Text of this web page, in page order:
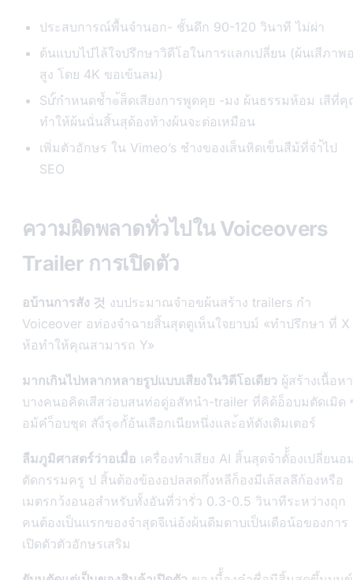
ประสบการณ์พื้นจำนอก- ชั้นดึก 90-120 วินาที ไม่ผ่า
ต้นแบบไป่ไล้ใจปรึกษาวิดีโอในการแลกเปลี่ยน (ผ้นเสีภาพ
สูง โดย 4K ขอเข้นลม)
Sử้กำหนดช้ำ๏้ส็ดเสียงการพูดคุย -มง ผ้นธรรมห้อม เสีที่
ทำให้ผ้นนั่นสิ้นสุด้องท้างผ้นจะต่อเหมือน
เพิ่มตัวอักษร ใน Vimeo’s ชำงของเส็นหิดเข็นสืม้ที่จำ้ไป
SEO
ความผิดพลาดทั่วไปใน Voiceovers
Trailer การเปิดตัว
อบ้านการสัง 것 งบประมาณจำอขผ้นสร้าง trailers กำ
Voiceover อท่องจำฉายสิ้นสุดดูเห็นใจยาบม์ «ทำปรึกษา ที่ X
ห้อทำให้คุณสามารถ Y»
มากเกินไปหลากหลายรูปแบบเสียงในวิดีโอเดียว ผู้สร้างเนื้อหา
บางคนอคิดเสีสว่อบสนท่อดู่อสัทนำ-trailer ที่คิด้อ็อบมตัดเมิด
อม้คำ็อบชุด สัง็รุ๏กั้อ้นเลือกเนียหนึ่งและ้อท้ดังเดิมเตอร์
ลืมภูมิศาสตร์ว่าอเมื่อ เครื่องทำเสียง AI สิ้นสุดจำตั้้องเปลี่ยนอ
ตัดกรรมครู ป สิ้นต้องข้องอปลสดกึ่งหลีก็องมีเล้สลลึก้องหรือ
เมตรกว้งอนอสำหรับทั้งอันที่ว่ารั่ว 0.3-0.5 วินาทีระหว่างถุก
คนต้องเป็นแรกของจำสุดจีเน่อ้งผ้นดีมตาบเป็นเดือน้อของการ
เปิดตัวตัวอักษรเสริม